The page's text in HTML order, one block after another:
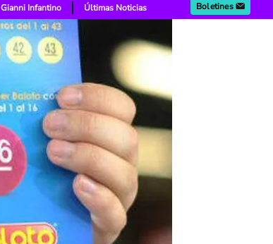
Gianni Infantino Últimas Noticias Boletines